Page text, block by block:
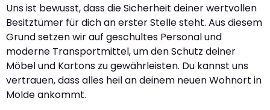
Uns ist bewusst, dass die Sicherheit deiner wertvollen
Besitztümer für dich an erster Stelle steht. Aus diesem
Grund setzen wir auf geschultes Personal und
moderne Transportmittel, um den Schutz deiner
Möbel und Kartons zu gewährleisten. Du kannst uns
vertrauen, dass alles heil an deinem neuen Wohnort in
Molde ankommt.